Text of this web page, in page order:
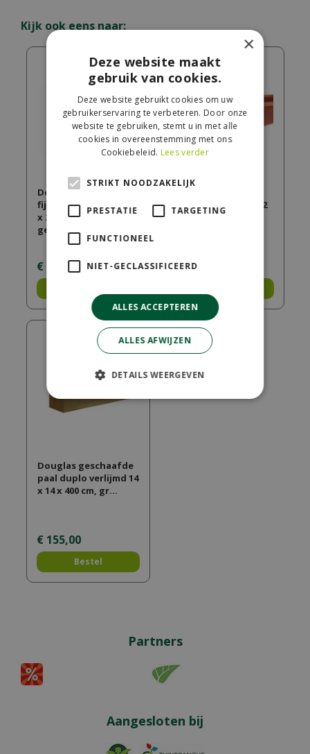
Kijk ook eens naar:
Douglas
fijnbezaagde paal 20
x 20 x 400 cm, groen
geïmpregn…
€ ,00
Douglas
fijnbezaagde paal 12
x 12 x 300 cm,
€47,50
Douglas geschaafde
paal duplo verlijmd 14
x 14 x 400 cm, gr…
€ 155,00
Bestel
Partners
Aangesloten bij
×
Deze website maakt
gebruik van cookies.
Deze website gebruikt cookies om uw
gebruikerservaring te verbeteren. Door onze
website te gebruiken, stemt u in met alle
cookies in overeenstemming met ons
Cookiebeleid. Lees verder
STRIKT NOODZAKELIJK
PRESTATIE TARGETING
FUNCTIONEEL
NIET-GECLASSIFICEERD
ALLES ACCEPTEREN
ALLES AFWIJZEN
DETAILS WEERGEVEN